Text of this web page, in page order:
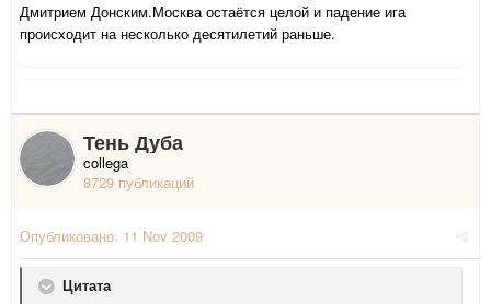
Дмитрием Донским.Москва остаётся целой и падение ига
происходит на несколько десятилетий раньше.
Тень Дуба
collega
8729 публикаций
Опубликовано: 11 Nov 2009
Цитата